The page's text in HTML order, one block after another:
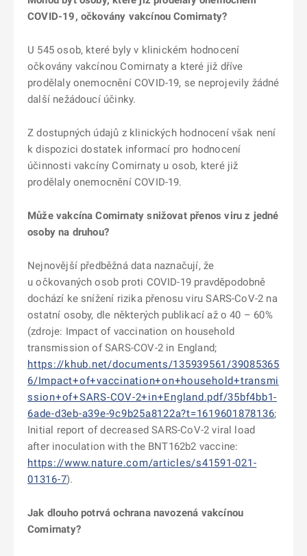
COVID-19, očkovány vakcínou Comirnaty?
U 545 osob, které byly v klinickém hodnocení
očkovány vakcínou Comirnaty a které již dříve
prodělaly onemocnění COVID-19, se neprojevily žádné
další nežádoucí účinky.
Z dostupných údajů z klinických hodnocení však není
k dispozici dostatek informací pro hodnocení
účinnosti vakcíny Comirnaty u osob, které již
prodělaly onemocnění COVID-19.
Může vakcína Comirnaty snižovat přenos viru z jedné
osoby na druhou?
Nejnovější předběžná data naznačují, že
u očkovaných osob proti COVID-19 pravděpodobně
dochází ke snížení rizika přenosu viru SARS-CoV-2 na
ostatní osoby, dle některých publikací až o 40 – 60%
(zdroje: Impact of vaccination on household
transmission of SARS-COV-2 in England;
https://khub.net/documents/135939561/39085365
6/Impact+of+vaccination+on+household+transmi
ssion+of+SARS-COV-2+in+England.pdf/35bf4bb1-
6ade-d3eb-a39e-9c9b25a8122a?t=1619601878136;
Initial report of decreased SARS-CoV-2 viral load
after inoculation with the BNT162b2 vaccine:
https://www.nature.com/articles/s41591-021-
01316-7).
Jak dlouho potrvá ochrana navozená vakcínou
Comirnaty?